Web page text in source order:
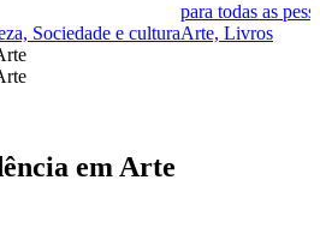
Sociedade e cultura
para todas as
Arte, Livros
em Arte